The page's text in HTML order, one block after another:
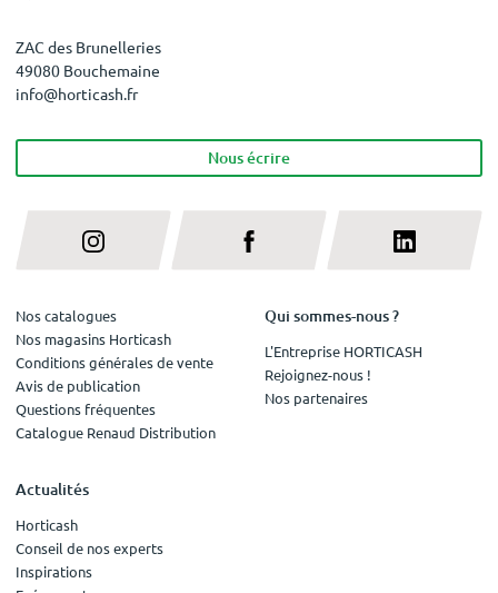
ZAC des Brunelleries
49080 Bouchemaine
info@horticash.fr
Nous écrire
Nos catalogues
Nos magasins Horticash
Conditions générales de vente
Avis de publication
Questions fréquentes
Catalogue Renaud Distribution
Qui sommes-nous ?
L'Entreprise HORTICASH
Rejoignez-nous !
Nos partenaires
Actualités
Horticash
Conseil de nos experts
Inspirations